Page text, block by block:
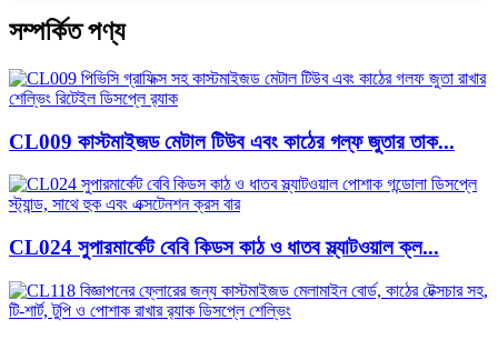
সম্পর্কিত পণ্য
CL009 কাস্টমাইজড মেটাল টিউব এবং কাঠের গল্ফ জুতার তাক...
CL024 সুপারমার্কেট বেবি কিডস কাঠ ও ধাতব স্ল্যাটওয়াল ক্ল...